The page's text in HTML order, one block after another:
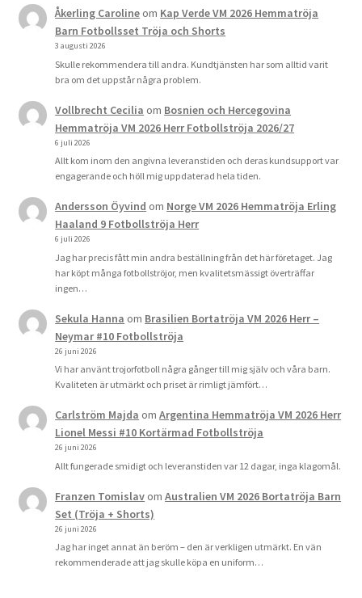
Åkerling Carolineom Kap Verde VM 2026 Hemmatröja
Barn Fotbollsset Tröja och Shorts
3 augusti 2026
Skulle rekommendera till andra. Kundtjänsten har som alltid varit
bra om det uppstår några problem.
Vollbrecht Cecilia om Bosnien och Hercegovina
Hemmatröja VM 2026 Herr Fotbollströja 2026/27
6 juli 2026
Allt kom inom den angivna leveranstiden och deras kundsupport var
engagerande och höll mig uppdaterad hela tiden.
Andersson Öyvind om Norge VM 2026 Hemmatröja Erling
Haaland 9 Fotbollströja Herr
6 juli 2026
Jag har precis fått min andra beställning från det här företaget. Jag
har köpt många fotbollströjor, men kvalitetsmässigt överträffar
ingen…
Sekula Hanna om Brasilien Bortatröja VM 2026 Herr –
Neymar #10 Fotbollströja
26 juni 2026
Vi har använt trojorfotboll några gånger till mig själv och våra barn.
Kvaliteten är utmärkt och priset är rimligt jämfört…
Carlström Majda omArgentina Hemmatröja VM 2026 Herr
Lionel Messi #10 Kortärmad Fotbollströja
26 juni 2026
Allt fungerade smidigt och leveranstiden var 12 dagar, inga klagomål.
Franzen TomislavomAustralien VM 2026 Bortatröja Barn
Set (Tröja + Shorts)
26 juni 2026
Jag har inget annat än beröm – den är verkligen utmärkt. En vän
rekommenderade att jag skulle köpa en uniform…